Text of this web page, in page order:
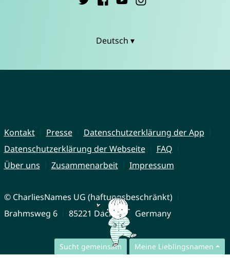
Sucht gemeinsam Meine Lieblingsnamen
Deutsch ▾
Kontakt Presse
Datenschutzerklärung der App
Datenschutzerklärung der Webseite
FAQ
Über uns
Zusammenarbeit Impressum
© CharliesNames UG (haftungsbeschränkt)
Brahmsweg 6
85221 Dachau Germany